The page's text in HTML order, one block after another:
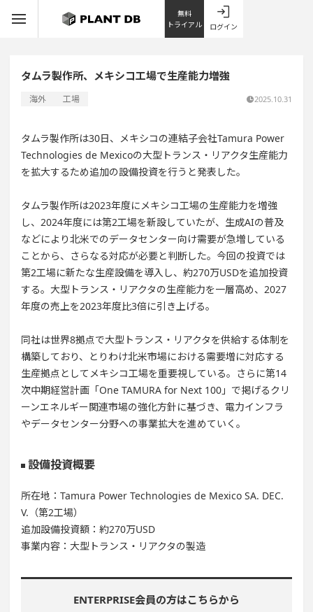
無料
トライアル
ログイン
タムラ製作所、メキシコ工場で生産能力増強
海外 工場 2025.10.31
タムラ製作所は30日、メキシコの連結子会社Tamura Power
Technologies de Mexicoの大型トランス・リアクタ生産能力
を拡大するため追加の設備投資を行うと発表した。
タムラ製作所は2023年度にメキシコ工場の生産能力を増強
し、2024年度には第2工場を新設していたが、生成AIの普及
などにより北米でのデータセンター向け需要が急増している
ことから、さらなる対応が必要と判断した。今回の投資では
第2工場に新たな生産設備を導入し、約270万USDを追加投資
する。大型トランス・リアクタの生産能力を一層高め、2027
年度の売上を2023年度比3倍に引き上げる。
同社は世界8拠点で大型トランス・リアクタを供給する体制を
構築しており、とりわけ北米市場における需要増に対応する
生産拠点としてメキシコ工場を重要視している。さらに第14
次中期経営計画「One TAMURA for Next 100」で掲げるクリ
ーンエネルギー関連市場の強化方針に基づき、電力インフラ
やデータセンター分野への事業拡大を進めていく。
設備投資概要
所在地：Tamura Power Technologies de Mexico SA. DEC.
V.（第2工場）
追加設備投資額：約270万USD
事業内容：大型トランス・リアクタの製造
ENTERPRISE会員の方はこちらから